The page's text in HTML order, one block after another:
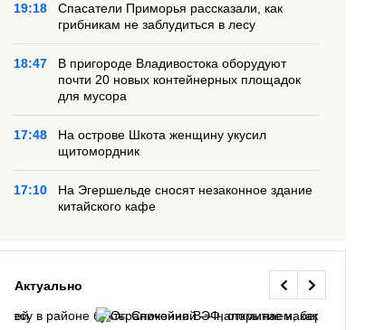
19:18
Спасатели Приморья рассказали, как
грибникам не заблудиться в лесу
18:47
В пригороде Владивостока оборудуют
почти 20 новых контейнерных площадок
для мусора
17:48
На острове Шкота женщину укусил
щитомордник
17:10
На Эгершельде сносят незаконное здание
китайского кафе
Актуально